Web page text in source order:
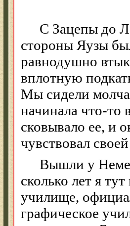
С Зацепы до
стороны Яузы
равнодушно
вплотную
Мы сидели
начинала что-то
сковывало ее, и
чувствовал
Вышли у
сколько лет я
училище,
графическое